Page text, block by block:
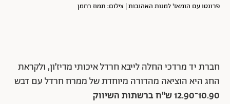
פרונטו עם הומאז' למנות האהובות | צילום: תמוז רחמן
חברת יד מרדכי החלה לייבא חרדל איכותי מדיז׳ון, ולקראת
החג היא הוציאה מהדורה מיוחדת של ממרח חרדל עם דבש
10.90־12.90 ש"ח ברשתות השיווק